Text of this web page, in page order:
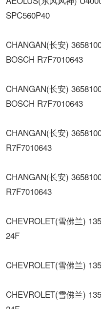
SPC560P40
CHANGAN(长安)
BOSCH R7F7010643
CHANGAN(长安)
BOSCH R7F7010643
CHANGAN(长安)
R7F7010643
CHANGAN(长安)
R7F7010643
CHEVROLET(雪佛兰)
24F
CHEVROLET(雪佛兰)
CHEVROLET(雪佛兰)